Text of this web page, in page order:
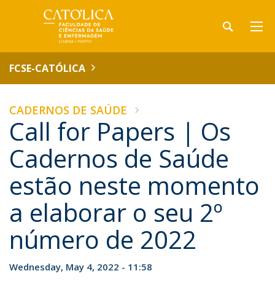
FCSE-CATÓLICA
CADERNOS DE SAÚDE
Call for Papers | Os
Cadernos de Saúde
estão neste momento
a elaborar o seu 2º
número de 2022
Wednesday, May 4, 2022 - 11:58